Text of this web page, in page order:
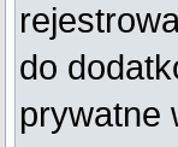
do
prywatne